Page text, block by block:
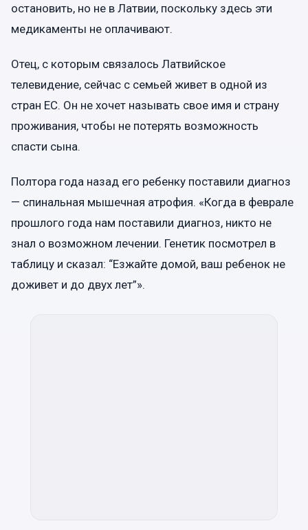
остановить, но не в Латвии, поскольку здесь эти
медикаменты не оплачивают.
Отец, с которым связалось Латвийское
телевидение, сейчас с семьей живет в одной из
стран ЕС. Он не хочет называть свое имя и страну
проживания, чтобы не потерять возможность
спасти сына.
Полтора года назад его ребенку поставили диагноз
— спинальная мышечная атрофия. «Когда в феврале
прошлого года нам поставили диагноз, никто не
знал о возможном лечении. Генетик посмотрел в
таблицу и сказал: “Езжайте домой, ваш ребенок не
доживет и до двух лет”».